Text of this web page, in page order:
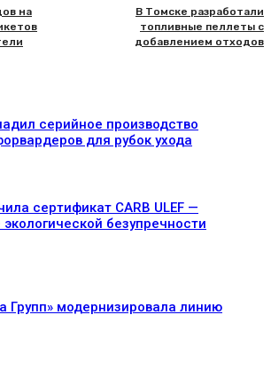
на
В Томске разработали
топливные пеллеты с
добавлением отходов
серийное производство
для рубок ухода
сертификат CARB ULEF —
безупречности
Групп» модернизировала линию